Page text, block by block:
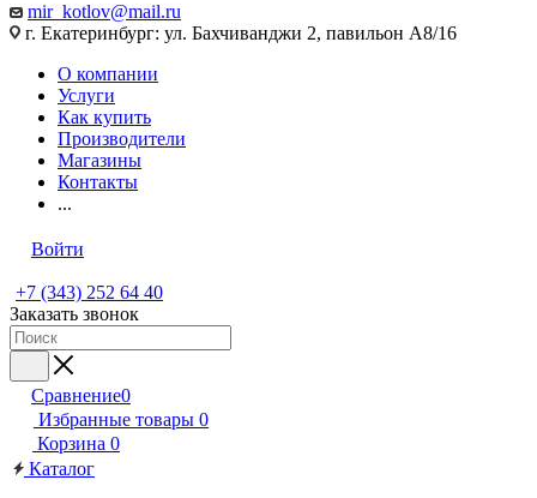
mir_kotlov@mail.ru
г. Екатеринбург: ул. Бахчиванджи 2, павильон А8/16
О компании
Услуги
Как купить
Производители
Магазины
Контакты
...
Войти
+7 (343) 252 64 40
Заказать звонок
Сравнение0
Избранные товары 0
Корзина 0
Каталог